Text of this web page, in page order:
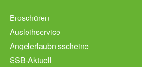
Broschüren
Ausleihservice
Angelerlaubnisscheine
SSB-Aktuell